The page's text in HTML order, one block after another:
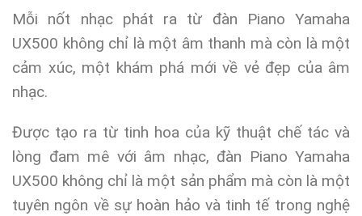
Mỗi nốt nhạc phát ra từ đàn Piano Yamaha
UX500 không chỉ là một âm thanh mà còn là một
cảm xúc, một khám phá mới về vẻ đẹp của âm
nhạc.
Được tạo ra từ tinh hoa của kỹ thuật chế tác và
lòng đam mê với âm nhạc, đàn Piano Yamaha
UX500 không chỉ là một sản phẩm mà còn là một
tuyên ngôn về sự hoàn hảo và tinh tế trong nghệ